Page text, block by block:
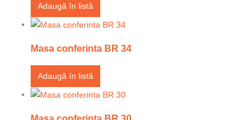
Adaugă în listă
Masa conferinta BR 34
Adaugă în listă